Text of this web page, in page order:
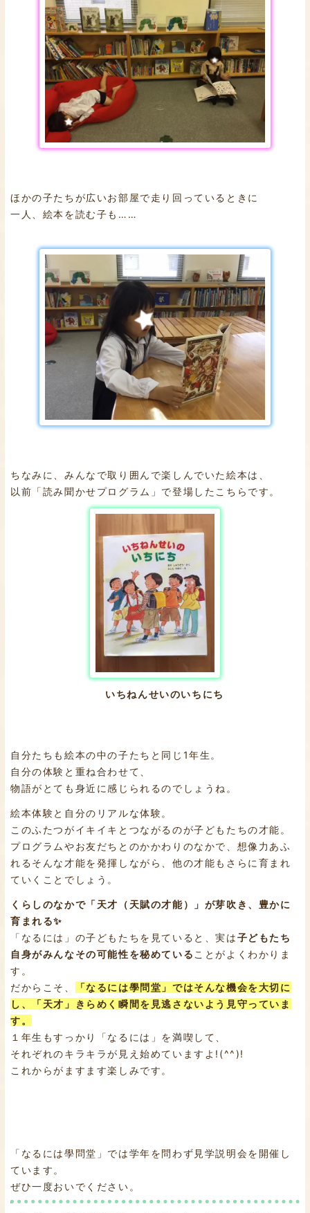
ほかの子たちが広いお部屋で走り回っているときに
一人、絵本を読む子も……
ちなみに、みんなで取り囲んで楽しんでいた絵本は、
以前「読み聞かせプログラム」で登場したこちらです。
いちねんせいのいちにち
自分たちも絵本の中の子たちと同じ1年生。
自分の体験と重ね合わせて、
物語がとても身近に感じられるのでしょうね。
絵本体験と自分のリアルな体験。
このふたつがイキイキとつながるのが子どもたちの才能。
プログラムやお友だちとのかかわりのなかで、想像力あふ
れるそんな才能を発揮しながら、他の才能もさらに育まれ
ていくことでしょう。
くらしのなかで「天才（天賦の才能）」が芽吹き、豊かに
育まれる✨
「なるには」の子どもたちを見ていると、実は子どもたち
自身がみんなその可能性を秘めていることがよくわかりま
す。
だからこそ、
「なるには學問堂」ではそんな機会を大切に
し、「天才」きらめく瞬間を見逃さないよう見守っていま
す。
１年生もすっかり「なるには」を満喫して、
それぞれのキラキラが見え始めていますよ!(^^)!
これからがますます楽しみです。
「なるには學問堂」では学年を問わず見学説明会を開催し
ています。
ぜひ一度おいでください。